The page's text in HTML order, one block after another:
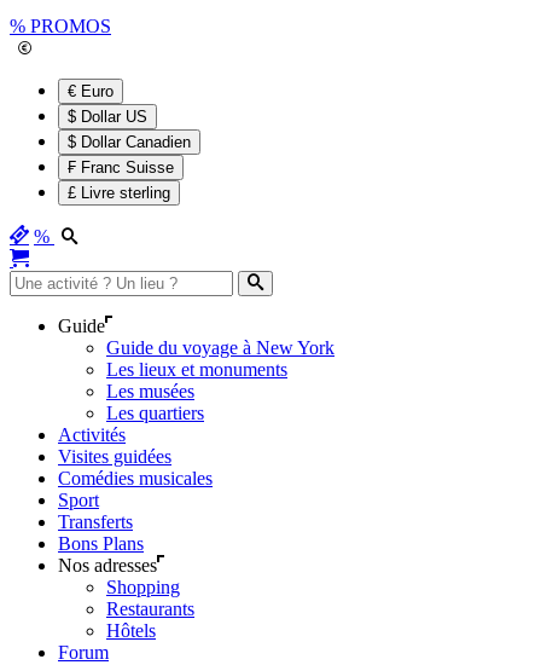
% PROMOS
€ Euro
$ Dollar US
$ Dollar Canadien
₣ Franc Suisse
£ Livre sterling
%
Guide
Guide du voyage à New York
Les lieux et monuments
Les musées
Les quartiers
Activités
Visites guidées
Comédies musicales
Sport
Transferts
Bons Plans
Nos adresses
Shopping
Restaurants
Hôtels
Forum